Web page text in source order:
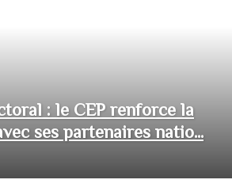
: le CEP renforce la
ses partenaires natio...